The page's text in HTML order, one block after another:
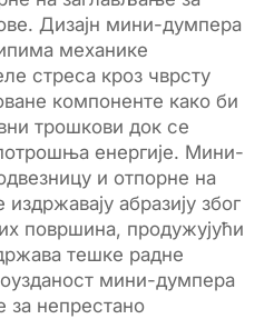
Дизајн мини-думпера
механике
стреса кроз чврсту
компоненте како би
трошкови док се
енергије. Мини-
и отпорне на
абразију због
површина, продужујући
тешке радне
мини-думпера
за непрестано